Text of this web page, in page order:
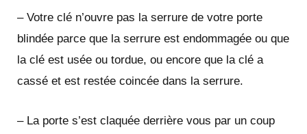
– Votre clé n’ouvre pas la serrure de votre porte
blindée parce que la serrure est endommagée ou que
la clé est usée ou tordue, ou encore que la clé a
cassé et est restée coincée dans la serrure.
– La porte s’est claquée derrière vous par un coup